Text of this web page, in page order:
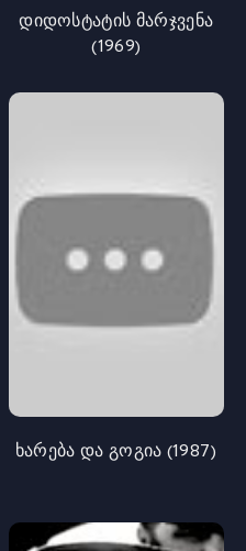
დიდოსტატის მარჯვენა
(1969)
ხარება და გოგია (1987)